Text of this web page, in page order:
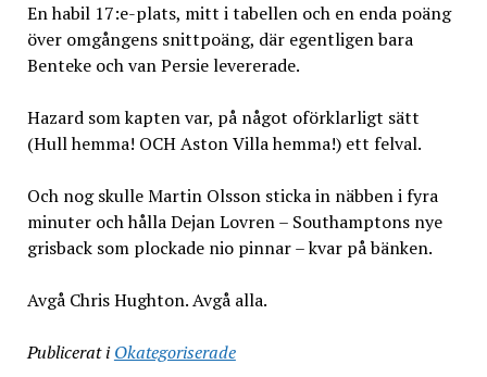
En habil 17:e-plats, mitt i tabellen och en enda poäng
över omgångens snittpoäng, där egentligen bara
Benteke och van Persie levererade.
Hazard som kapten var, på något oförklarligt sätt
(Hull hemma! OCH Aston Villa hemma!) ett felval.
Och nog skulle Martin Olsson sticka in näbben i fyra
minuter och hålla Dejan Lovren – Southamptons nye
grisback som plockade nio pinnar – kvar på bänken.
Avgå Chris Hughton. Avgå alla.
Publicerat i Okategoriserade